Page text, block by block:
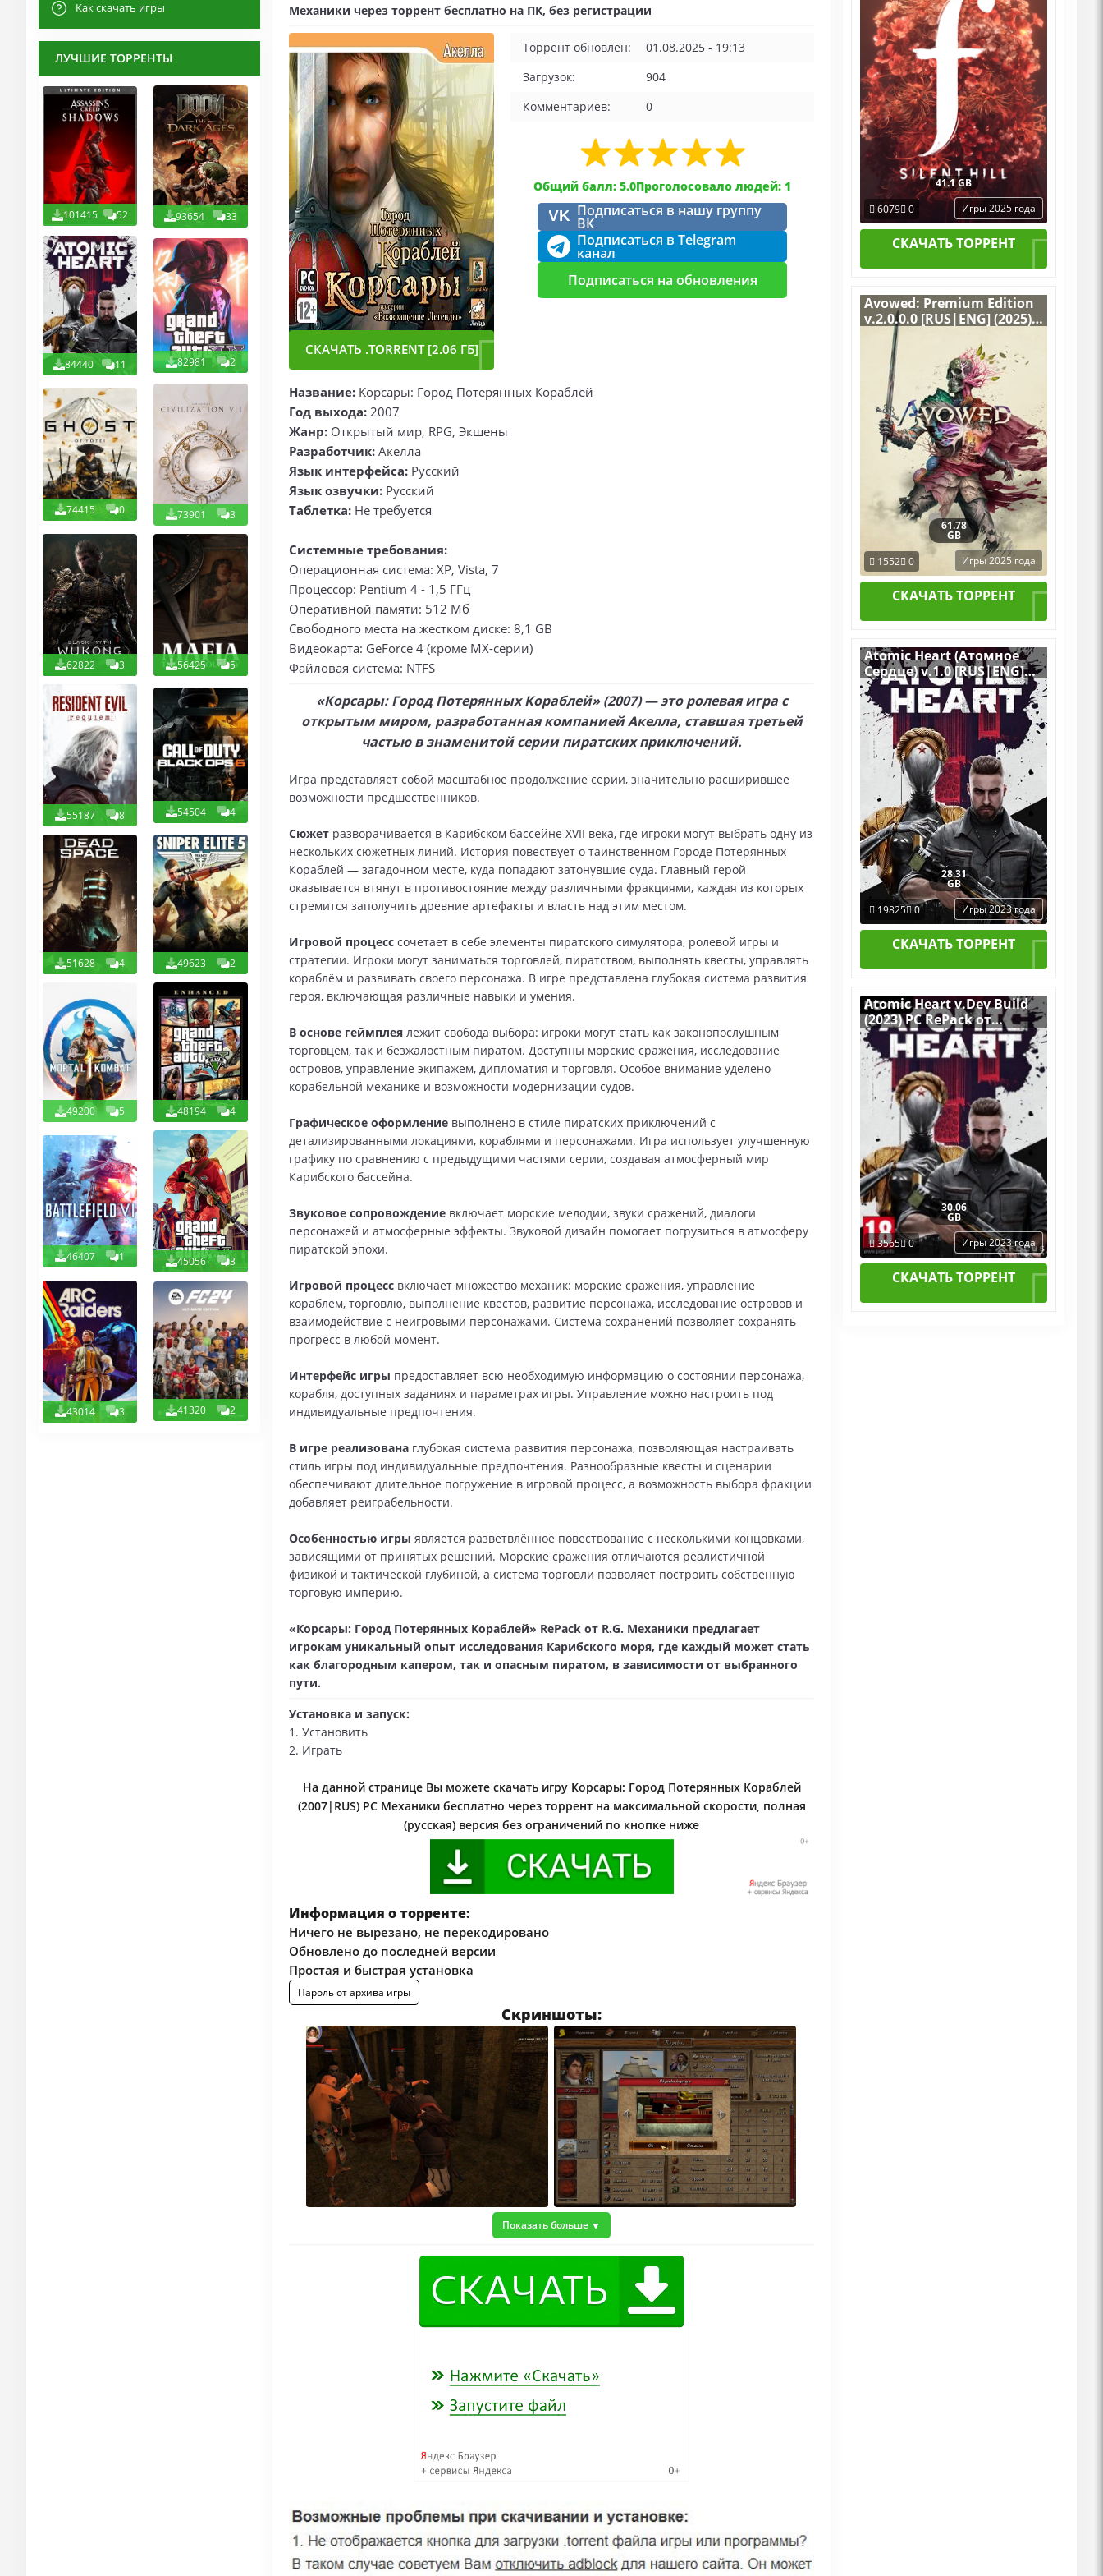
Как скачать игры
ЛУЧШИЕ ТОРРЕНТЫ
101415 52 93654 33
84440 11 82981 2
74415 0 73901 3
62822 3 56425 5
55187 8 54504 4
51628 4 49623 2
49200 5 48194 4
46407 1 45056 3
43014 3 41320 2
Механики через торрент бесплатно на ПК, без регистрации
СКАЧАТЬ .TORRENT [2.06 ГБ]
Торрент обновлён:
01.08.2025 - 19:13
Загрузок:
904
Комментариев:
0
Общий балл: 5.0Проголосовало людей: 1
VK Подписаться в нашу группу
ВК
Подписаться в Telegram
канал
Подписаться на обновления
Название: Корсары: Город Потерянных Кораблей
Год выхода: 2007
Жанр: Открытый мир, RPG, Экшены
Разработчик: Акелла
Язык интерфейса: Русский
Язык озвучки: Русский
Таблетка: Не требуется
Системные требования:
Операционная система: XP, Vista, 7
Процессор: Pentium 4 - 1,5 ГГц
Оперативной памяти: 512 Мб
Свободного места на жестком диске: 8,1 GB
Видеокарта: GeForce 4 (кроме MX-серии)
Файловая система: NTFS
«Корсары: Город Потерянных Кораблей» (2007) — это ролевая игра с
открытым миром, разработанная компанией Акелла, ставшая третьей
частью в знаменитой серии пиратских приключений.
Игра представляет собой масштабное продолжение серии, значительно расширившее
возможности предшественников.
Сюжет разворачивается в Карибском бассейне XVII века, где игроки могут выбрать одну из
нескольких сюжетных линий. История повествует о таинственном Городе Потерянных
Кораблей — загадочном месте, куда попадают затонувшие суда. Главный герой
оказывается втянут в противостояние между различными фракциями, каждая из которых
стремится заполучить древние артефакты и власть над этим местом.
Игровой процесс сочетает в себе элементы пиратского симулятора, ролевой игры и
стратегии. Игроки могут заниматься торговлей, пиратством, выполнять квесты, управлять
кораблём и развивать своего персонажа. В игре представлена глубокая система развития
героя, включающая различные навыки и умения.
В основе геймплея лежит свобода выбора: игроки могут стать как законопослушным
торговцем, так и безжалостным пиратом. Доступны морские сражения, исследование
островов, управление экипажем, дипломатия и торговля. Особое внимание уделено
корабельной механике и возможности модернизации судов.
Графическое оформление выполнено в стиле пиратских приключений с
детализированными локациями, кораблями и персонажами. Игра использует улучшенную
графику по сравнению с предыдущими частями серии, создавая атмосферный мир
Карибского бассейна.
Звуковое сопровождение включает морские мелодии, звуки сражений, диалоги
персонажей и атмосферные эффекты. Звуковой дизайн помогает погрузиться в атмосферу
пиратской эпохи.
Игровой процесс включает множество механик: морские сражения, управление
кораблём, торговлю, выполнение квестов, развитие персонажа, исследование островов и
взаимодействие с неигровыми персонажами. Система сохранений позволяет сохранять
прогресс в любой момент.
Интерфейс игры предоставляет всю необходимую информацию о состоянии персонажа,
корабля, доступных заданиях и параметрах игры. Управление можно настроить под
индивидуальные предпочтения.
В игре реализована глубокая система развития персонажа, позволяющая настраивать
стиль игры под индивидуальные предпочтения. Разнообразные квесты и сценарии
обеспечивают длительное погружение в игровой процесс, а возможность выбора фракции
добавляет реиграбельности.
Особенностью игры является разветвлённое повествование с несколькими концовками,
зависящими от принятых решений. Морские сражения отличаются реалистичной
физикой и тактической глубиной, а система торговли позволяет построить собственную
торговую империю.
«Корсары: Город Потерянных Кораблей» RePack от R.G. Механики предлагает
игрокам уникальный опыт исследования Карибского моря, где каждый может стать
как благородным капером, так и опасным пиратом, в зависимости от выбранного
пути.
Установка и запуск:
1. Установить
2. Играть
На данной странице Вы можете скачать игру Корсары: Город Потерянных Кораблей
(2007|RUS) PC Механики бесплатно через торрент на максимальной скорости, полная
(русская) версия без ограничений по кнопке ниже
Информация о торренте:
Ничего не вырезано, не перекодировано
Обновлено до последней версии
Простая и быстрая установка
Пароль от архива игры
Скриншоты:
Показать больше
+ Все Дополнения
41.1 GB
6079 0 Игры 2025 года
СКАЧАТЬ ТОРРЕНТ
Avowed: Premium Edition
v.2.0.0.0 [RUS|ENG] (2025)
PC RePack от Wanterlude +
все DLC
61.78
GB
1552 0 Игры 2025 года
СКАЧАТЬ ТОРРЕНТ
Atomic Heart (Атомное
Сердце) v.1.0 [RUS|ENG]
(2023) PC RePack от Хаттаб
со всеми DLC
28.31
GB
19825 0 Игры 2023 года
СКАЧАТЬ ТОРРЕНТ
Atomic Heart v.Dev Build
(2023) PC RePack от
Chovka
30.06
GB
3565 0 Игры 2023 года
СКАЧАТЬ ТОРРЕНТ